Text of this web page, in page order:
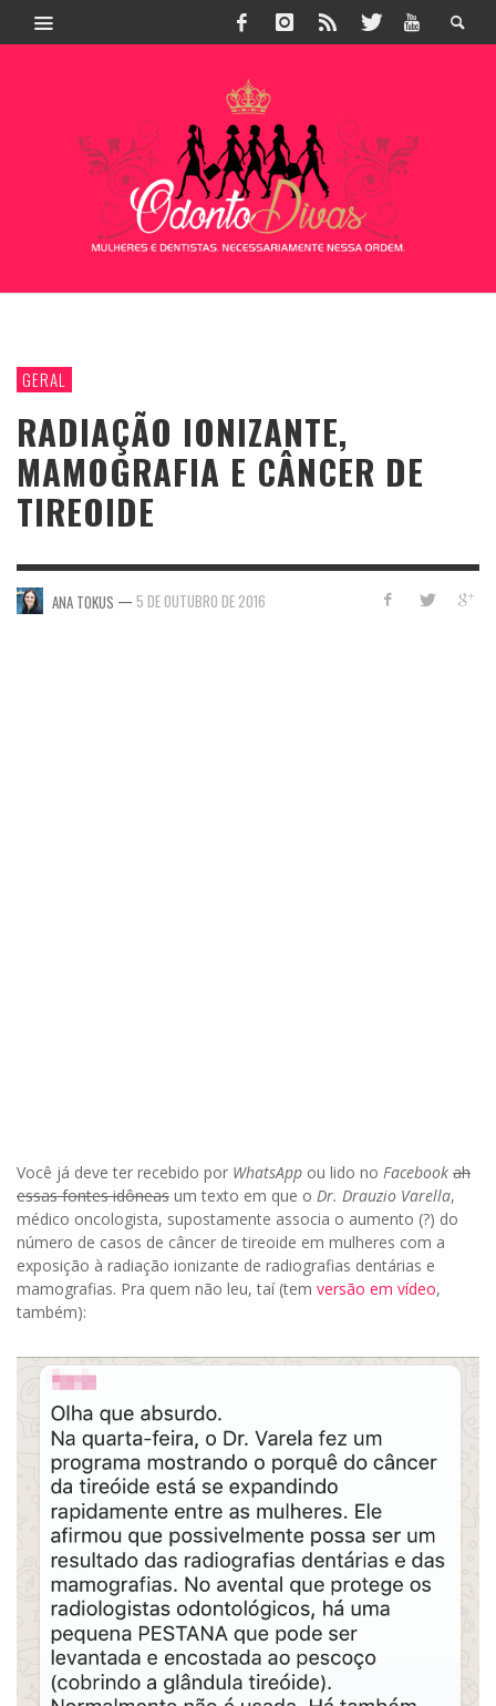
GERAL
RADIAÇÃO IONIZANTE,
MAMOGRAFIA E CÂNCER DE
TIREOIDE
ANA TOKUS — 5 DE OUTUBRO DE 2016
Você já deve ter recebido por WhatsApp ou lido no Facebook ah
essas fontes idôneas um texto em que o Dr. Drauzio Varella,
médico oncologista, supostamente associa o aumento (?) do
número de casos de câncer de tireoide em mulheres com a
exposição à radiação ionizante de radiografias dentárias e
mamografias. Pra quem não leu, taí (tem versão em vídeo,
também):